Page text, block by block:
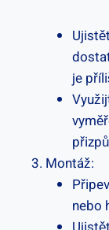
je
Montáž:
nebo